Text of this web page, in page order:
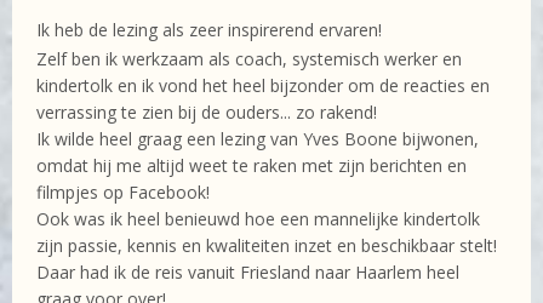
Ik heb de lezing als zeer inspirerend ervaren!
Zelf ben ik werkzaam als coach, systemisch werker en
kindertolk en ik vond het heel bijzonder om de reacties en
verrassing te zien bij de ouders... zo rakend!
Ik wilde heel graag een lezing van Yves Boone bijwonen,
omdat hij me altijd weet te raken met zijn berichten en
filmpjes op Facebook!
Ook was ik heel benieuwd hoe een mannelijke kindertolk
zijn passie, kennis en kwaliteiten inzet en beschikbaar stelt!
Daar had ik de reis vanuit Friesland naar Haarlem heel